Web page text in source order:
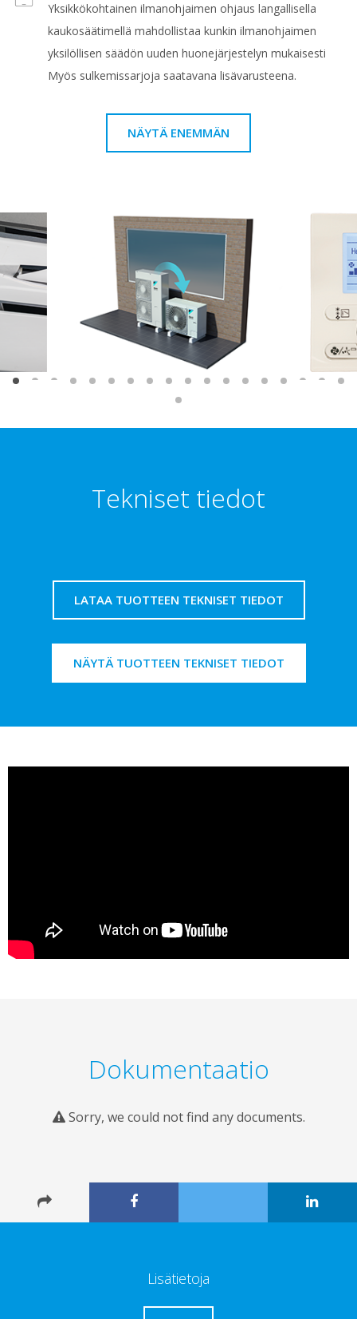
Yksikkökohtainen ilmanohjaimen ohjaus langallisella
kaukosäätimellä mahdollistaa kunkin ilmanohjaimen
yksilöllisen säädön uuden huonejärjestelyn mukaisesti
Myös sulkemissarjoja saatavana lisävarusteena.
NÄYTÄ ENEMMÄN
Tekniset tiedot
LATAA TUOTTEEN TEKNISET TIEDOT
NÄYTÄ TUOTTEEN TEKNISET TIEDOT
Dokumentaatio
Sorry, we could not find any documents.
Lisätietoja